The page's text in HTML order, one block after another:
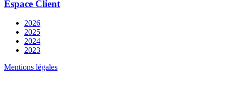
Espace Client
2026
2025
2024
2023
Mentions légales